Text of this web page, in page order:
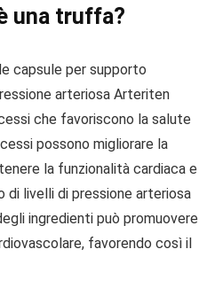
una truffa?
capsule per supporto
arteriosa Arteriten
che favoriscono la salute
possono migliorare la
la funzionalità cardiaca e
di livelli di pressione arteriosa
ingredienti può promuovere
favorendo così il